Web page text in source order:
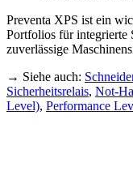
Preventa XPS ist ein
Portfolios für integrierte
zuverlässige
→ Siehe auch:
Sicherheitsrelais, Not-
Level), Performance